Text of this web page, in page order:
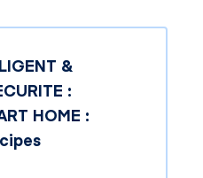
&
:
HOME :